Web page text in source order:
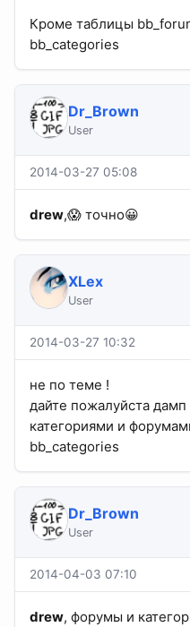
Кроме таблицы
bb_categories
Dr_Brown
User
2014-03-27 05:08
drew,😱 точно😀
XLex
User
2014-03-27 10:32
не по теме !
дайте пожалуйста
категориями и
bb_categories
Dr_Brown
User
2014-04-03 07:10
drew, форумы и